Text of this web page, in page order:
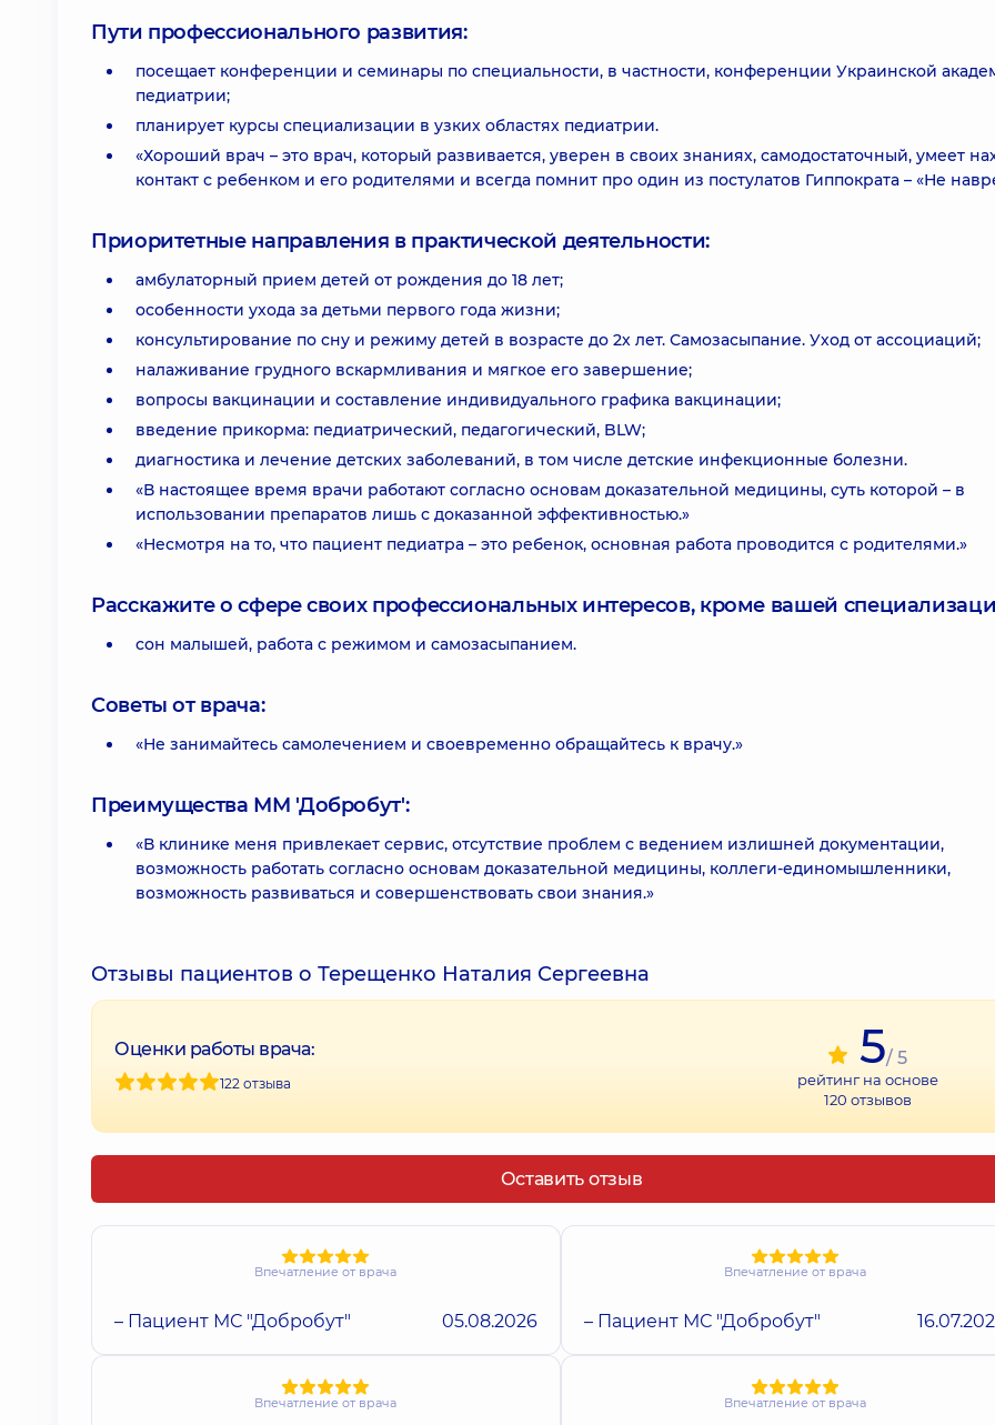
Пути профессионального развития:
посещает конференции и семинары по специальности, в частности, конференции Украинской
педиатрии;
планирует курсы специализации в узких областях педиатрии.
«Хороший врач – это врач, который развивается, уверен в своих знаниях, самодостаточный, умеет
контакт с ребенком и его родителями и всегда помнит про один из постулатов Гиппократа – «Не
Приоритетные направления в практической деятельности:
амбулаторный прием детей от рождения до 18 лет;
особенности ухода за детьми первого года жизни;
консультирование по сну и режиму детей в возрасте до 2х лет. Самозасыпание. Уход от ассоциаций;
налаживание грудного вскармливания и мягкое его завершение;
вопросы вакцинации и составление индивидуального графика вакцинации;
введение прикорма: педиатрический, педагогический, BLW;
диагностика и лечение детских заболеваний, в том числе детские инфекционные болезни.
«В настоящее время врачи работают согласно основам доказательной медицины, суть которой – в
использовании препаратов лишь с доказанной эффективностью.»
«Несмотря на то, что пациент педиатра – это ребенок, основная работа проводится с родителями.»
Расскажите о сфере своих профессиональных интересов, кроме вашей
сон малышей, работа с режимом и самозасыпанием.
Советы от врача:
«Не занимайтесь самолечением и своевременно обращайтесь к врачу.»
Преимущества ММ 'Добробут':
«В клинике меня привлекает сервис, отсутствие проблем с ведением излишней документации,
возможность работать согласно основам доказательной медицины, коллеги-единомышленники,
возможность развиваться и совершенствовать свои знания.»
Отзывы пациентов о Терещенко Наталия Сергеевна
Оценки работы врача:
122 отзыва
5/ 5
рейтинг на основе
120 отзывов
Оставить отзыв
Впечатление от врача
– Пациент МС "Добробут" 05.08.2026
Впечатление от врача
– Пациент МС "Добробут"
Впечатление от врача Впечатление от врача